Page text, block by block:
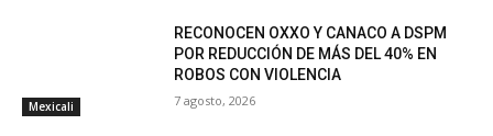
Mexicali
RECONOCEN OXXO Y CANACO A DSPM
POR REDUCCIÓN DE MÁS DEL 40% EN
ROBOS CON VIOLENCIA
7 agosto, 2026